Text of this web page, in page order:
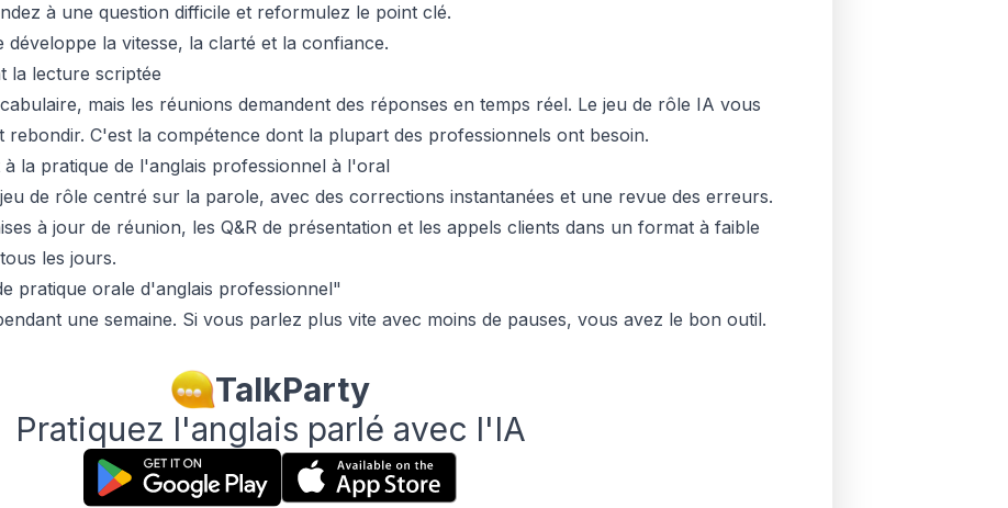
à une question difficile et reformulez le point clé.
la vitesse, la clarté et la confiance.
la lecture scriptée
mais les réunions demandent des réponses en temps réel. Le jeu de rôle IA vous
C'est la compétence dont la plupart des professionnels ont besoin.
la pratique de l'anglais professionnel à l'oral
de rôle centré sur la parole, avec des corrections instantanées et une revue des erreurs.
à jour de réunion, les Q&R de présentation et les appels clients dans un format à faible
les jours.
pratique orale d'anglais professionnel"
une semaine. Si vous parlez plus vite avec moins de pauses, vous avez le bon outil.
TalkParty
Pratiquez l'anglais parlé avec l'IA